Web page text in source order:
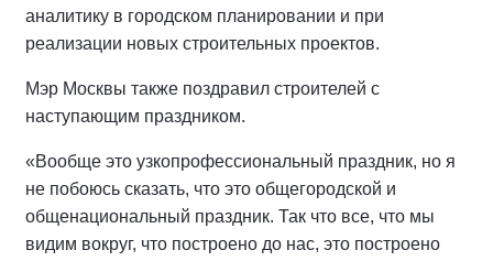
аналитику в городском планировании и при
реализации новых строительных проектов.
Мэр Москвы также поздравил строителей с
наступающим праздником.
«Вообще это узкопрофессиональный праздник, но я
не побоюсь сказать, что это общегородской и
общенациональный праздник. Так что все, что мы
видим вокруг, что построено до нас, это построено